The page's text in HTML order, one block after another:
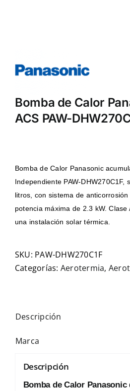
Bomba de Calor
ACS PAW-
Bomba de Calor Panasonic
Independiente PAW-DHW270C1F,
litros, con sistema de
potencia máxima de 2.3 kW.
una instalación solar térmica.
SKU: PAW-DHW270C1F
Categorías: Aerotermia,
Descripción
Marca
Descripción
Bomba de Calor Panasonic